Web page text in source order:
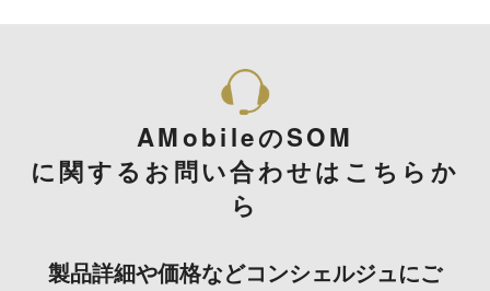
AMobileのSOM
に関するお問い合わせはこちらか
ら
製品詳細や価格などコンシェルジュにご